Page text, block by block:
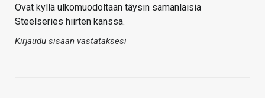
Ovat kyllä ulkomuodoltaan täysin samanlaisia
Steelseries hiirten kanssa.
Kirjaudu sisään vastataksesi